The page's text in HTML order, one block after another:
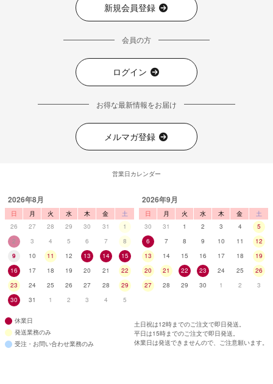
新規会員登録
会員の方
ログイン
お得な最新情報をお届け
メルマガ登録
営業日カレンダー
2026年8月
日 月 火 水 木 金
土
26
27 28 29 30 31
1
2
3 4 5 6 7
8
9
10 11 12 13 14
15
16
17 18 19 20 21
22
23
24 25 26 27 28
29
30
31 1 2 3 4 5
2026年9月
日 月 火 水 木 金
土
30
31 1 2 3 4
5
6
7 8 9 10 11
12
13
14 15 16 17 18
19
20
21 22 23 24 25
26
27
28 29 30 1 2 3
休業日
発送業務のみ
受注・お問い合わせ業務のみ
土日祝は12時までのご注文で即日発送。
平日は15時までのご注文で即日発送。
休業日は発送できませんので、ご注意願います。